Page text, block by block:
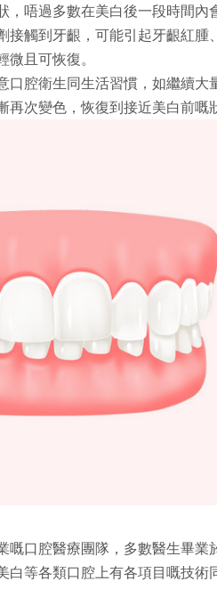
唔過多數在美白後一段時間內
接觸到牙齦，可能引起牙齦紅腫
微且可恢復。
口腔衛生同生活習慣，如繼續大
次變色，恢復到接近美白前嘅
嘅口腔醫療團隊，多數醫生畢業
白等各類口腔上有各項目嘅技術